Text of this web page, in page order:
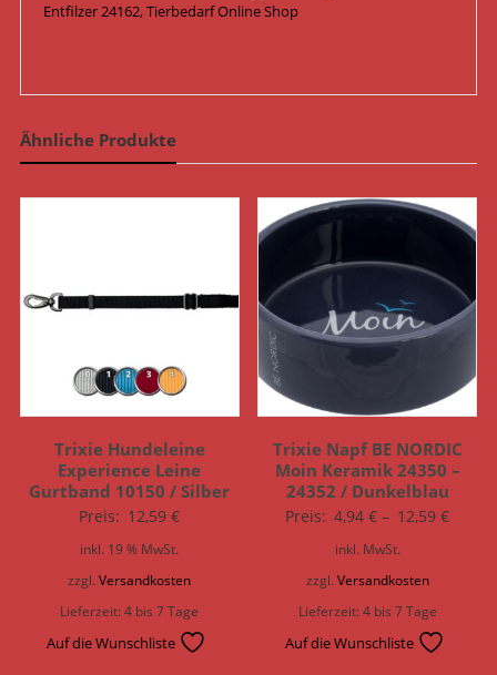
Entfilzer 24162, Tierbedarf Online Shop
Ähnliche Produkte
Trixie Hundeleine
Experience Leine
Gurtband 10150 / Silber
Preis: 12,59€
inkl. 19 % MwSt.
zzgl.Versandkosten
Lieferzeit:4 bis 7 Tage
Auf die Wunschliste
Trixie Napf BE NORDIC
Moin Keramik 24350 –
24352 / Dunkelblau
Preis: 4,94€ – 12,59€
inkl. MwSt.
zzgl.Versandkosten
Lieferzeit:4 bis 7 Tage
Auf die Wunschliste